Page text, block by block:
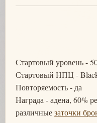
Стартовый уровень -
Стартовый НПЦ -
Повторяемость - да
Награда - адена, 60%
различныезаточки